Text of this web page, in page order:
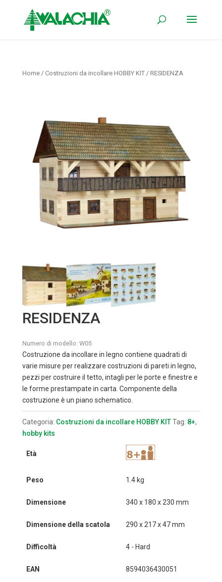
Home/ Costruzioni da incollare HOBBY KIT/ RESIDENZA
RESIDENZA
Numero di modello: W05
Costruzione da incollare in legno contiene quadrati di
varie misure per realizzare costruzioni di pareti in legno,
pezzi per costruire il tetto, intagli per le porte e finestre e
le forme prestampate in carta. Componente della
costruzione è un piano schematico.
Categoria: Costruzioni da incollare HOBBY KIT Tag: 8+,
hobby kits
Età
Peso 1.4 kg
Dimensione 340 x 180 x 230 mm
Dimensione della scatola 290 x 217 x 47 mm
Difficoltà 4 - Hard
EAN 8594036430051